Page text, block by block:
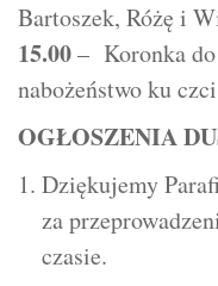
Bartoszek, Różę i
15.00– Koronka
nabożeństwo ku
OGŁOSZENIA
Dziękujemy
za
czasie.